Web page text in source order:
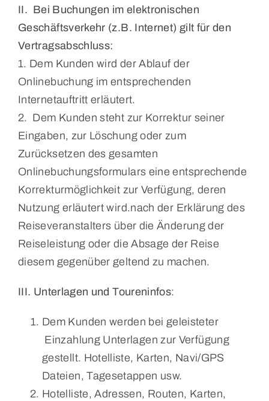
II. Bei Buchungen im elektronischen
Geschäftsverkehr (z.B. Internet) gilt für den
Vertragsabschluss:
1. Dem Kunden wird der Ablauf der
Onlinebuchung im entsprechenden
Internetauftritt erläutert.
2. Dem Kunden steht zur Korrektur seiner
Eingaben, zur Löschung oder zum
Zurücksetzen des gesamten
Onlinebuchungsformulars eine entsprechende
Korrekturmöglichkeit zur Verfügung, deren
Nutzung erläutert wird.nach der Erklärung des
Reiseveranstalters über die Änderung der
Reise­leistung oder die Absage der Reise
diesem gegenüber geltend zu machen.
III. Unterlagen und Toureninfos:
Dem Kunden werden bei geleisteter
Einzahlung Unterlagen zur Verfügung
gestellt. Hotelliste, Karten, Navi/GPS
Dateien, Tagesetappen usw.
Hotelliste, Adressen, Routen, Karten,